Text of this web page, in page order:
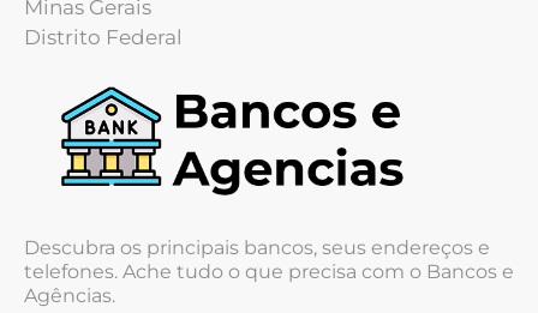
Minas Gerais
Distrito Federal
Descubra os principais bancos, seus endereços e
telefones. Ache tudo o que precisa com o Bancos e
Agências.